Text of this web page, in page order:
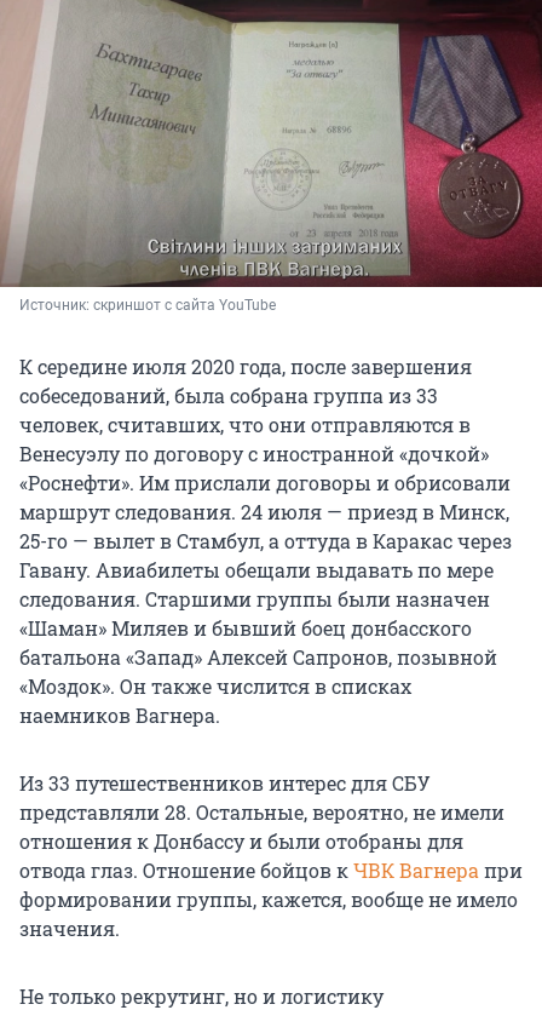
Источник: скриншот с сайта YouTube
К середине июля 2020 года, после завершения
собеседований, была собрана группа из 33
человек, считавших, что они отправляются в
Венесуэлу по договору с иностранной «дочкой»
«Роснефти». Им прислали договоры и обрисовали
маршрут следования. 24 июля — приезд в Минск,
25-го — вылет в Стамбул, а оттуда в Каракас через
Гавану. Авиабилеты обещали выдавать по мере
следования. Старшими группы были назначен
«Шаман» Миляев и бывший боец донбасского
батальона «Запад» Алексей Сапронов, позывной
«Моздок». Он также числится в списках
наемников Вагнера.
Из 33 путешественников интерес для СБУ
представляли 28. Остальные, вероятно, не имели
отношения к Донбассу и были отобраны для
отвода глаз. Отношение бойцов кЧВК Вагнера при
формировании группы, кажется, вообще не имело
значения.
Не только рекрутинг, но и логистику